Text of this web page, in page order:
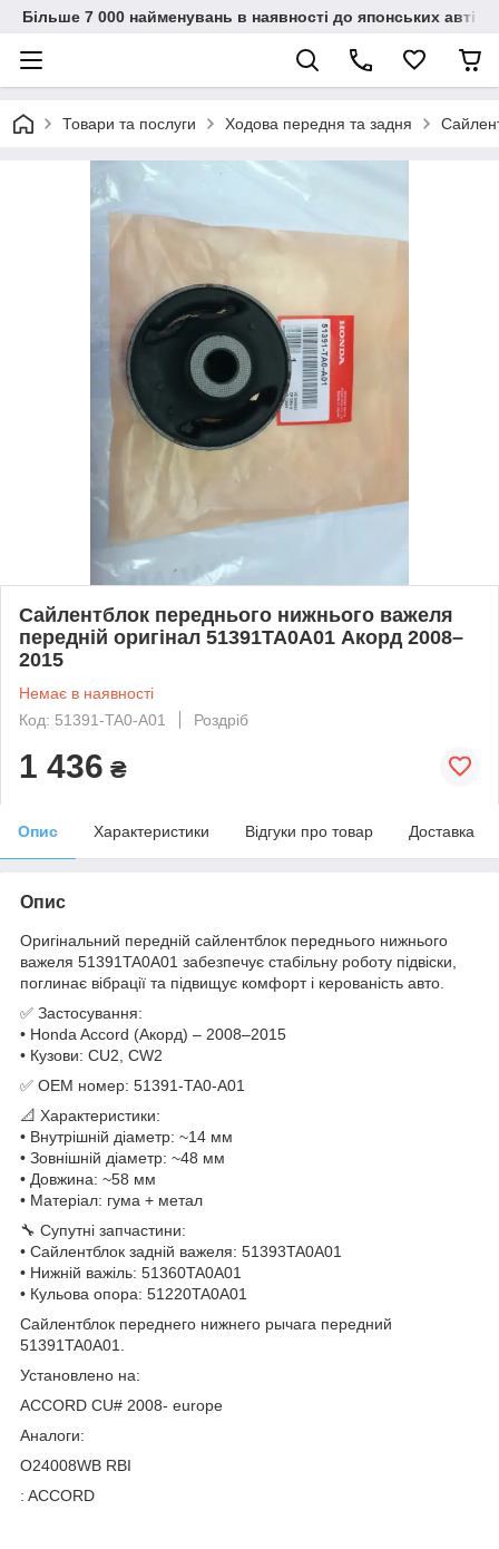
Більше 7 000 найменувань в наявності до японських
Товари та послуги Ходова передня та задня
Сайлентблок переднього нижнього важеля
передній оригінал 51391TA0A01 Акорд 2008–
2015
Немає в наявності
Код: 51391-TA0-A01
Роздріб
1 436 ₴
Опис Характеристики Відгуки про товар Доставка
Опис
Оригінальний передній сайлентблок переднього нижнього
важеля 51391TA0A01 забезпечує стабільну роботу підвіски,
поглинає вібрації та підвищує комфорт і керованість авто.
✅ Застосування:
• Honda Accord (Акорд) – 2008–2015
• Кузови: CU2, CW2
✅ OEM номер: 51391-TA0-A01
📐 Характеристики:
• Внутрішній діаметр: ~14 мм
• Зовнішній діаметр: ~48 мм
• Довжина: ~58 мм
• Матеріал: гума + метал
🔧 Супутні запчастини:
• Сайлентблок задній важеля: 51393TA0A01
• Нижній важіль: 51360TA0A01
• Кульова опора: 51220TA0A01
Сайлентблок переднего нижнего рычага передний
51391TA0A01.
Установлено на:
ACCORD CU# 2008- europe
Аналоги:
O24008WB RBI
: ACCORD